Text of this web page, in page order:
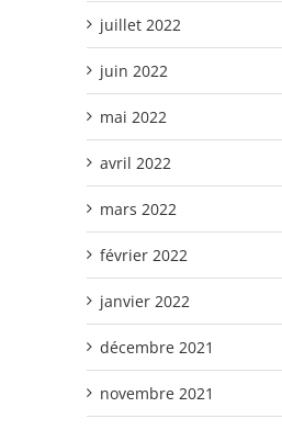
juillet 2022
juin 2022
mai 2022
avril 2022
mars 2022
février 2022
janvier 2022
décembre 2021
novembre 2021